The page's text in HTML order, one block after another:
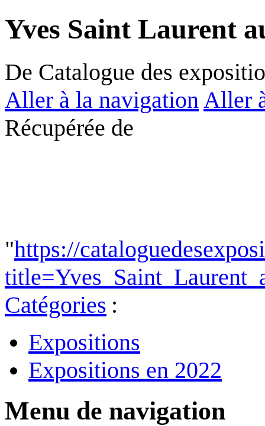
Yves Saint Laurent
De Catalogue des
Aller à la navigation Aller
Récupérée de
"https://
Catégories :
Expositions
Expositions en 2022
Menu de navigation